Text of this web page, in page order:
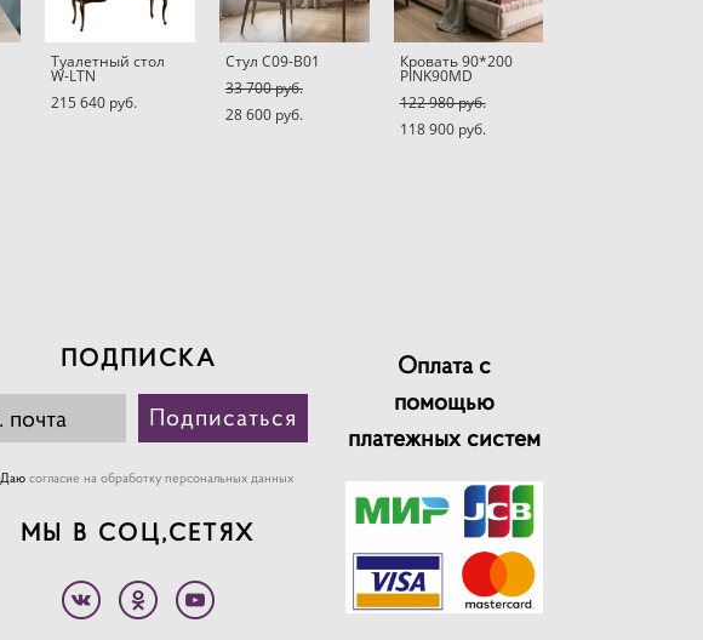
Туалетный стол
W-LTN
215 640 pуб.
Стул C09-B01
33 700 pуб.
28 600 pуб.
Кровать 90*200
PINK90MD
122 980 pуб.
118 900 pуб.
ПОДПИСКА
Подписаться
Даю согласие на обработку персональных данных
МЫ В СОЦ,СЕТЯХ
Оплата с
помощью
платежных систем